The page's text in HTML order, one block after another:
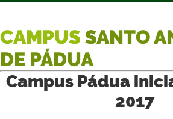
CAMPUS SANTO
DE PÁDUA
Campus Pádua
2017